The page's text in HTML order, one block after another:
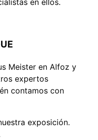
en ellos.
Meister en Alfoz y
expertos
contamos con
exposición.